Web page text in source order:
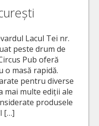
Lacul Tei nr.
peste drum de
Pub oferă
o masă rapidă.
pentru diverse
mai multe ediții ale
produsele
[…]